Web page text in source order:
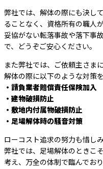
弊社では、解体の際にも決し
ることなく、資格所有の職人
妥協がない転落事故や落下事
で、どうぞご安心ください。
また弊社では、ご依頼主さま
解体の際に以下のような対策
・請負業者賠償責任保険加入
・建物破損防止
・敷地内付属物破損防止
・足場解体時の騒音対策
ローコスト追求の努力も惜しみ
弊社では、足場解体のときこ
考え、万全の体制で臨んでおり